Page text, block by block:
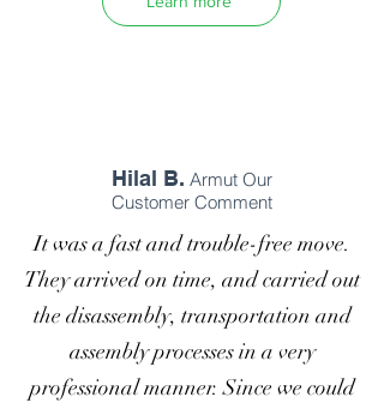
Hilal B. Armut Our
Customer Comment
It was a fast and trouble-free move.
They arrived on time, and carried out
the disassembly, transportation and
assembly processes in a very
professional manner. Since we could